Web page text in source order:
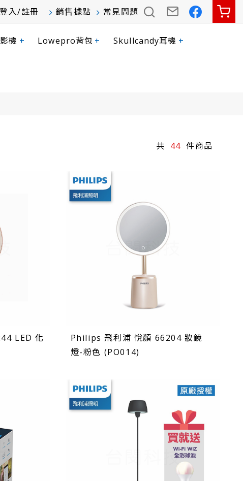
登入/註冊 銷售據點 常見問題
機 + Lowepro背包 + Skullcandy耳機 +
44
LED 化
Philips 飛利浦 悅顏 66204 妝鏡
燈-粉色 (PO014)